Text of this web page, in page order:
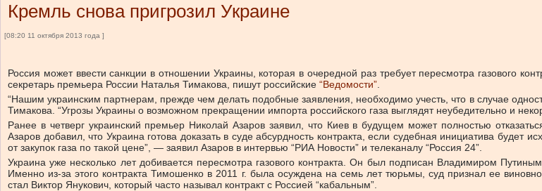
Кремль снова пригрозил Украине
[08:20 11 октября 2013 года ]
Россия может ввести санкции в отношении Украины, которая в очередной раз требует пересмотра газового
секретарь премьера России Наталья Тимакова, пишут российские “Ведомости”
“Нашим украинским партнерам, прежде чем делать подобные заявления, необходимо учесть, что в случае
Тимакова. “Угрозы Украины о возможном прекращении импорта российского газа выглядят неубедительно и
Ранее в четверг украинский премьер Николай Азаров заявил, что Киев в будущем может полностью
Азаров добавил, что Украина готова доказать в суде абсурдность контракта, если судебная инициатива будет
от закупок газа по такой цене”, — заявил Азаров в интервью “РИА Новости” и телеканалу “Россия 24”.
Украина уже несколько лет добивается пересмотра газового контракта. Он был подписан Владимиром
Именно из-за этого контракта Тимошенко в 2011 г. была осуждена на семь лет тюрьмы, суд признал ее
стал Виктор Янукович, который часто называл контракт с Россией “кабальным”.